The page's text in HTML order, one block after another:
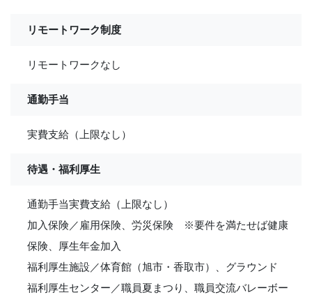
リモートワーク制度
リモートワークなし
通勤手当
実費支給（上限なし）
待遇・福利厚生
通勤手当実費支給（上限なし）
加入保険／雇用保険、労災保険 ※要件を満たせば健康
保険、厚生年金加入
福利厚生施設／体育館（旭市・香取市）、グラウンド
福利厚生センター／職員夏まつり、職員交流バレーボー